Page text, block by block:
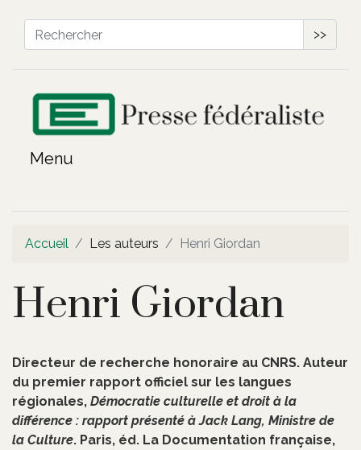
>>
Accueil Les auteurs Henri Giordan
Henri Giordan
Directeur de recherche honoraire au CNRS. Auteur
du premier rapport officiel sur les langues
régionales, Démocratie culturelle et droit à la
différence : rapport présenté à Jack Lang, Ministre de
la Culture. Paris, éd. La Documentation française,